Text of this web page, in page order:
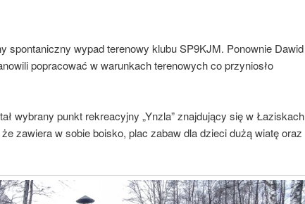
spontaniczny wypad terenowy klubu SP9KJM. Ponownie Dawid
popracować w warunkach terenowych co przyniosło
wybrany punkt rekreacyjny „Ynzla” znajdujący się w Łaziskach
zawiera w sobie boisko, plac zabaw dla dzieci dużą wiatę oraz